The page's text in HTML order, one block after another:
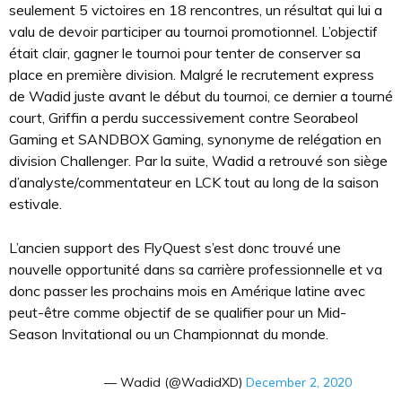
seulement 5 victoires en 18 rencontres, un résultat qui lui a
valu de devoir participer au tournoi promotionnel. L’objectif
était clair, gagner le tournoi pour tenter de conserver sa
place en première division. Malgré le recrutement express
de Wadid juste avant le début du tournoi, ce dernier a tourné
court, Griffin a perdu successivement contre Seorabeol
Gaming et SANDBOX Gaming, synonyme de relégation en
division Challenger. Par la suite, Wadid a retrouvé son siège
d’analyste/commentateur en LCK tout au long de la saison
estivale.
L’ancien support des FlyQuest s’est donc trouvé une
nouvelle opportunité dans sa carrière professionnelle et va
donc passer les prochains mois en Amérique latine avec
peut-être comme objectif de se qualifier pour un Mid-
Season Invitational ou un Championnat du monde.
— Wadid (@WadidXD) December 2, 2020